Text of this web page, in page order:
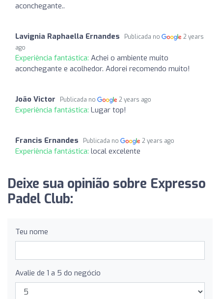
aconchegante..
Lavignia Raphaella Ernandes Publicada no
2 years
ago
Experiência fantástica: Achei o ambiente muito
aconchegante e acolhedor. Adorei recomendo muito!
João Victor Publicada no 2 years ago
Experiência fantástica: Lugar top!
Francis Ernandes Publicada no 2 years ago
Experiência fantástica: local excelente
Deixe sua opinião sobre Expresso
Padel Club:
Teu nome
Avalie de 1 a 5 do negócio